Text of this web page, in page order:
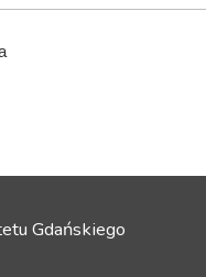
Gdańskiego